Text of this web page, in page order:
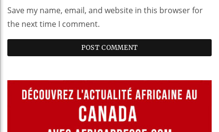
Save my name, email, and website in this browser for
the next time I comment.